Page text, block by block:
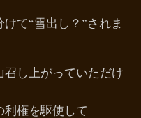
て“雪出し？”されま
し上がっていただけ
権を駆使して